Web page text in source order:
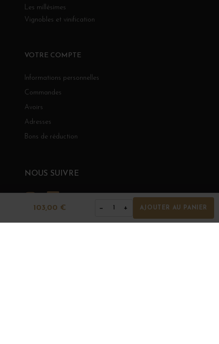
103,00 € − 1 + AJOUTER AU PANIER
Les millésimes
Vignobles et vinification
VOTRE COMPTE
Informations personnelles
Commandes
Avoirs
Adresses
Bons de réduction
NOUS SUIVRE